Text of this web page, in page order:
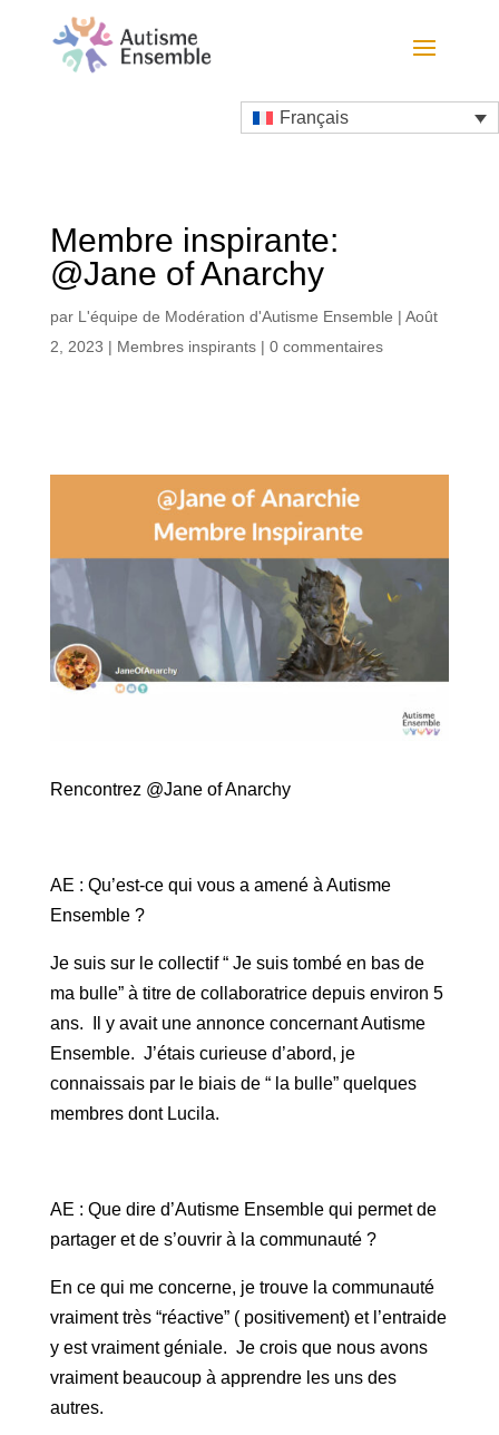
Français
Membre inspirante:
@Jane of Anarchy
par L'équipe de Modération d'Autisme Ensemble | Août
2, 2023 | Membres inspirants| 0 commentaires
Rencontrez @Jane of Anarchy
AE : Qu’est-ce qui vous a amené à Autisme
Ensemble ?
Je suis sur le collectif “ Je suis tombé en bas de
ma bulle” à titre de collaboratrice depuis environ 5
ans. Il y avait une annonce concernant Autisme
Ensemble. J’étais curieuse d’abord, je
connaissais par le biais de “ la bulle” quelques
membres dont Lucila.
AE : Que dire d’Autisme Ensemble qui permet de
partager et de s’ouvrir à la communauté ?
En ce qui me concerne, je trouve la communauté
vraiment très “réactive” ( positivement) et l’entraide
y est vraiment géniale. Je crois que nous avons
vraiment beaucoup à apprendre les uns des
autres.